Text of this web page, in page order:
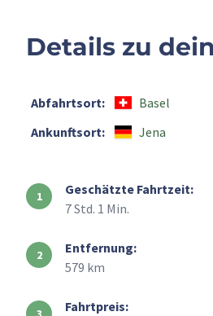
Details zu
Abfahrtsort:
Basel
Ankunftsort:
Jena
Geschätzte Fahrtzeit:
7 Std. 1 Min.
Entfernung:
579 km
Fahrtpreis: